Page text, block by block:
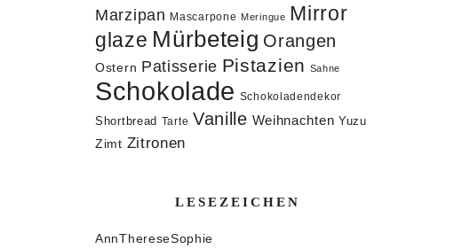
Marzipan Mascarpone Meringue Mirror
glaze Mürbeteig Orangen
Ostern Patisserie Pistazien Sahne
Schokolade Schokoladendekor
Shortbread Tarte Vanille Weihnachten Yuzu
Zimt Zitronen
LESEZEICHEN
AnnThereseSophie